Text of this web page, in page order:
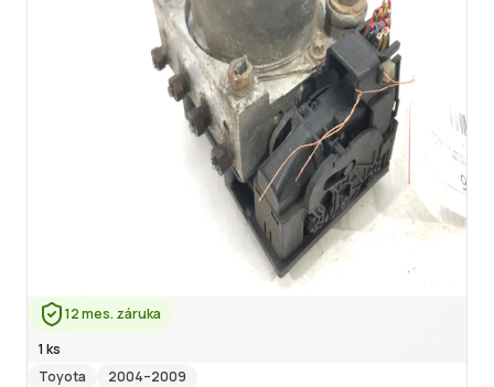
12 mes. záruka
1 ks
Toyota
2004–2009